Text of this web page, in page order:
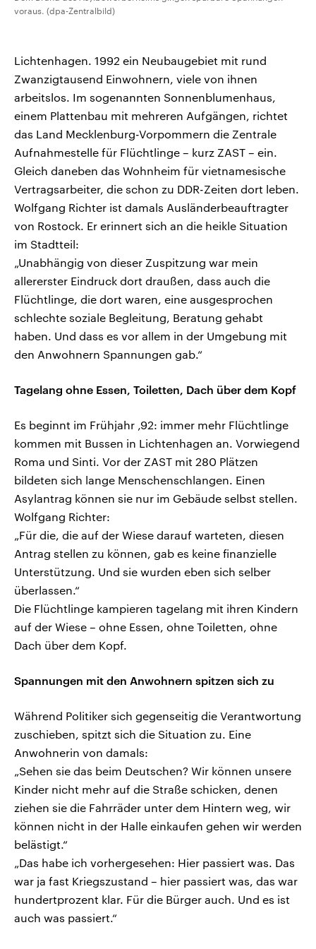
voraus. (dpa-Zentralbild)
Lichtenhagen. 1992 ein Neubaugebiet mit rund
Zwanzigtausend Einwohnern, viele von ihnen
arbeitslos. Im sogenannten Sonnenblumenhaus,
einem Plattenbau mit mehreren Aufgängen, richtet
das Land Mecklenburg-Vorpommern die Zentrale
Aufnahmestelle für Flüchtlinge – kurz ZAST – ein.
Gleich daneben das Wohnheim für vietnamesische
Vertragsarbeiter, die schon zu DDR-Zeiten dort leben.
Wolfgang Richter ist damals Ausländerbeauftragter
von Rostock. Er erinnert sich an die heikle Situation
im Stadtteil:
„Unabhängig von dieser Zuspitzung war mein
allererster Eindruck dort draußen, dass auch die
Flüchtlinge, die dort waren, eine ausgesprochen
schlechte soziale Begleitung, Beratung gehabt
haben. Und dass es vor allem in der Umgebung mit
den Anwohnern Spannungen gab.“
Tagelang ohne Essen, Toiletten, Dach über dem Kopf
Es beginnt im Frühjahr ‚92: immer mehr Flüchtlinge
kommen mit Bussen in Lichtenhagen an. Vorwiegend
Roma und Sinti. Vor der ZAST mit 280 Plätzen
bildeten sich lange Menschenschlangen. Einen
Asylantrag können sie nur im Gebäude selbst stellen.
Wolfgang Richter:
„Für die, die auf der Wiese darauf warteten, diesen
Antrag stellen zu können, gab es keine finanzielle
Unterstützung. Und sie wurden eben sich selber
überlassen.“
Die Flüchtlinge kampieren tagelang mit ihren Kindern
auf der Wiese – ohne Essen, ohne Toiletten, ohne
Dach über dem Kopf.
Spannungen mit den Anwohnern spitzen sich zu
Während Politiker sich gegenseitig die Verantwortung
zuschieben, spitzt sich die Situation zu. Eine
Anwohnerin von damals:
„Sehen sie das beim Deutschen? Wir können unsere
Kinder nicht mehr auf die Straße schicken, denen
ziehen sie die Fahrräder unter dem Hintern weg, wir
können nicht in der Halle einkaufen gehen wir werden
belästigt.“
„Das habe ich vorhergesehen: Hier passiert was. Das
war ja fast Kriegszustand – hier passiert was, das war
hundertprozent klar. Für die Bürger auch. Und es ist
auch was passiert.“